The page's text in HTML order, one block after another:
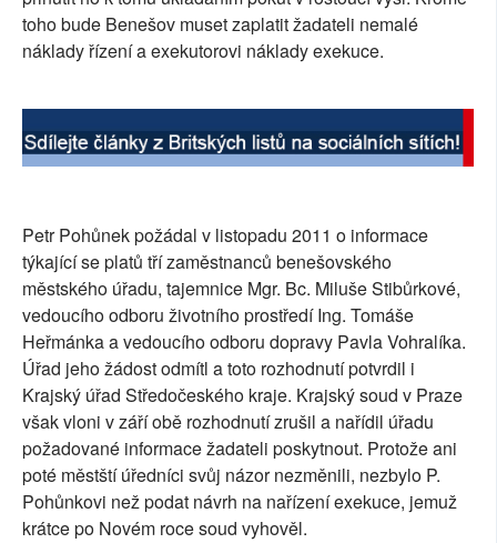
toho bude Benešov muset zaplatit žadateli nemalé
náklady řízení a exekutorovi náklady exekuce.
Petr Pohůnek požádal v listopadu 2011 o informace
týkající se platů tří zaměstnanců bene­šovského
městského úřadu, tajemnice Mgr. Bc. Miluše Stibůrkové,
vedoucího odboru životního prostředí Ing. Tomáše
Heřmánka a vedoucího odboru dopravy Pavla Vohralíka.
Úřad jeho žádost odmítl a toto rozhodnutí potvrdil i
Krajský úřad Středočeského kraje. Krajský soud v Praze
však vloni v září obě rozhodnutí zrušil a nařídil úřadu
požadované informace žadateli poskytnout. Protože ani
poté městští úředníci svůj názor nezměnili, nezbylo P.
Pohůnkovi než podat návrh na nařízení exekuce, jemuž
krátce po Novém roce soud vyhověl.